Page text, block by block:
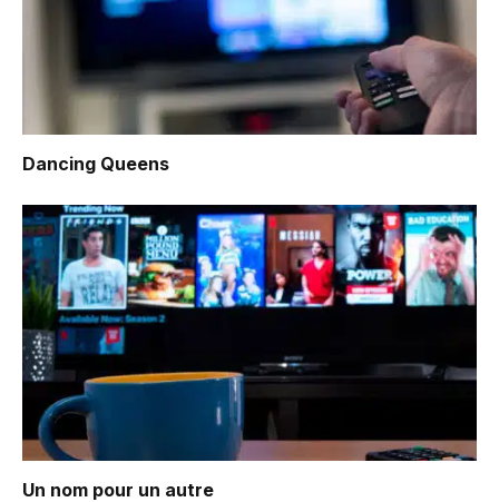
Dancing Queens
Un nom pour un autre